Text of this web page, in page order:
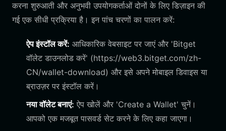
करना शुरुआती और अनुभवी उपयोगकर्ताओं दोनों के लिए डिज़ाइन की
गई एक सीधी प्रक्रिया है। इन पांच चरणों का पालन करें:
ऐप इंस्टॉल करें: आधिकारिक वेबसाइट पर जाएं और 'Bitget
वॉलेट डाउनलोड करें' (https://web3.bitget.com/zh-
CN/wallet-download) और इसे अपने मोबाइल डिवाइस या
ब्राउज़र पर इंस्टॉल करें।
नया वॉलेट बनाएं: ऐप खोलें और 'Create a Wallet' चुनें।
आपको एक मजबूत पासवर्ड सेट करने के लिए कहा जाएगा।